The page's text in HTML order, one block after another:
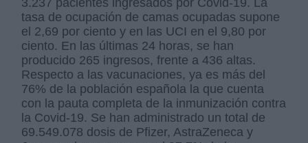
tasa de ocupación de camas ocupadas supone
el 2,69 por ciento y en las UCI en el 9,80 por
ciento. En las últimas 24 horas, se han
producido 265 ingresos, frente a 436 altas.
Respecto a las vacunaciones, ya es más del
76% de la población española la que cuenta
con la pauta completa de la inmunización contra
la Covid-19. Se han administrado un total de
69.549.078 dosis de Pfizer, AstraZeneca y